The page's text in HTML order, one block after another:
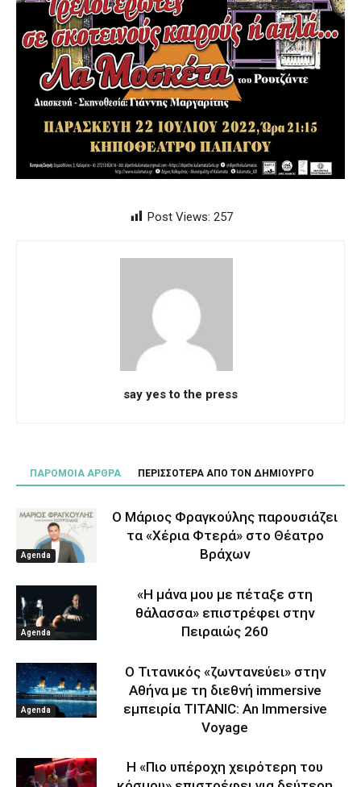
Post Views: 257
say yes to the press
ΠΑΡΟΜΟΙΑ ΑΡΘΡΑ ΠΕΡΙΣΣΟΤΕΡΑ ΑΠΟ ΤΟΝ ΔΗΜΙΟΥΡΓΟ
Agenda
Ο Μάριος Φραγκούλης παρουσιάζει
τα «Χέρια Φτερά» στο Θέατρο
Βράχων
Agenda
«Η μάνα μου με πέταξε στη
θάλασσα» επιστρέφει στην
Πειραιώς 260
Agenda
Ο Τιτανικός «ζωντανεύει» στην
Αθήνα με τη διεθνή immersive
εμπειρία TITANIC: An Immersive
Voyage
Η «Πιο υπέροχη χειρότερη του